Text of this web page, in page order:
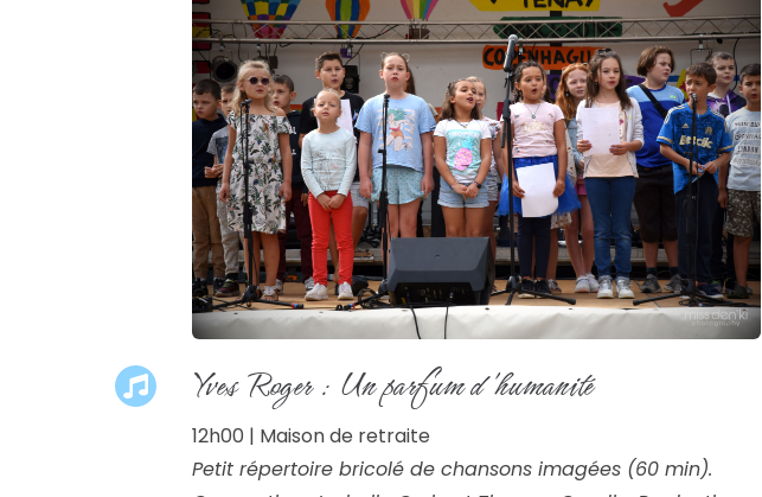
Yves Roger : Un parfum d'humanité
12h00 | Maison de retraite
Petit répertoire bricolé de chansons imagées (60 min).